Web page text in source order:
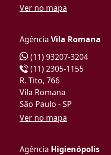
Ver no mapa
Agência Vila Romana
(11) 93207-3204
(11) 2305-1155
R. Tito, 766
Vila Romana
São Paulo - SP
Ver no mapa
Agência Higienópolis